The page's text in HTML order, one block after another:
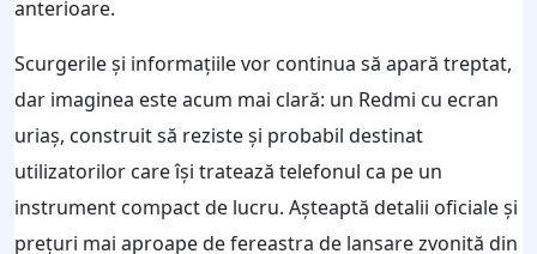
anterioare.
Scurgerile și informațiile vor continua să apară treptat,
dar imaginea este acum mai clară: un Redmi cu ecran
uriaș, construit să reziste și probabil destinat
utilizatorilor care își tratează telefonul ca pe un
instrument compact de lucru. Așteaptă detalii oficiale și
prețuri mai aproape de fereastra de lansare zvonită din